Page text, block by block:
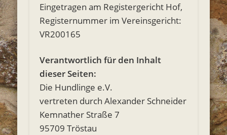
Eingetragen am Registergericht Hof,
Registernummer im Vereinsgericht:
VR200165
Verantwortlich für den Inhalt
dieser Seiten:
Die Hundlinge e.V.
vertreten durch Alexander Schneider
Kemnather Straße 7
95709 Tröstau